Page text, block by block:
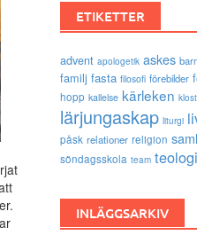
ETIKETTER
advent apologetik askes
familj fasta filosofi förebilder
hopp kallelse kärleken
lärjungaskap liturgi
påsk relationer religion
söndagsskola team teologi
INLÄGGSARKIV